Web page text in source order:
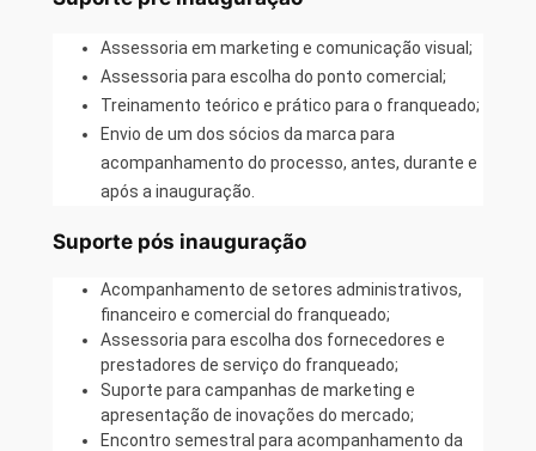
Assessoria em marketing e comunicação visual;
Assessoria para escolha do ponto comercial;
Treinamento teórico e prático para o franqueado;
Envio de um dos sócios da marca para
acompanhamento do processo, antes, durante e
após a inauguração.
Suporte pós inauguração
Acompanhamento de setores administrativos,
financeiro e comercial do franqueado;
Assessoria para escolha dos fornecedores e
prestadores de serviço do franqueado;
Suporte para campanhas de marketing e
apresentação de inovações do mercado;
Encontro semestral para acompanhamento da